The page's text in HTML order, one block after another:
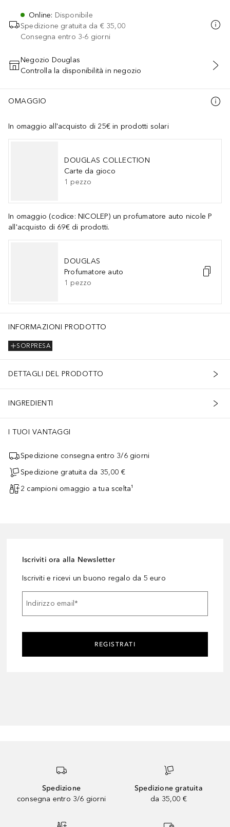
Online: Disponibile
Spedizione gratuita da € 35,00
Consegna entro 3-6 giorni
AGGIUNGI AL CARRELLO
Negozio Douglas
Controlla la disponibilità in negozio
OMAGGIO
In omaggio all'acquisto di 25€ in prodotti solari
DOUGLAS COLLECTION
Carte da gioco
1 pezzo
In omaggio (codice: NICOLEP) un profumatore auto nicole P
all'acquisto di 69€ di prodotti.
DOUGLAS
Profumatore auto
1 pezzo
INFORMAZIONI PRODOTTO
SORPRESA
DETTAGLI DEL PRODOTTO
INGREDIENTI
I TUOI VANTAGGI
Spedizione consegna entro 3/6 giorni
Spedizione gratuita da 35,00 €
2 campioni omaggio a tua scelta¹
Iscriviti ora alla Newsletter
Iscriviti e ricevi un buono regalo da 5 euro
Indirizzo email*
REGISTRATI
Spedizione
consegna entro 3/6 giorni
Spedizione gratuita
da 35,00 €